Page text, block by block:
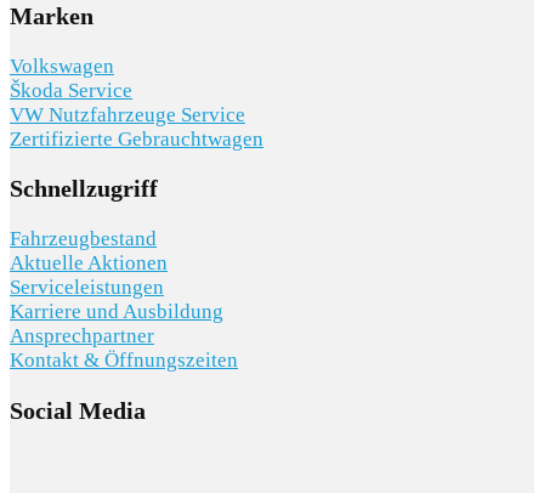
Marken
Volkswagen
Škoda Service
VW Nutzfahrzeuge Service
Zertifizierte Gebrauchtwagen
Schnellzugriff
Fahrzeugbestand
Aktuelle Aktionen
Serviceleistungen
Karriere und Ausbildung
Ansprechpartner
Kontakt & Öffnungszeiten
Social Media